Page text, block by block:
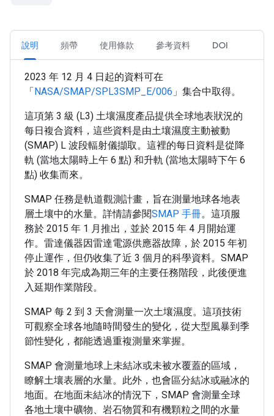
說明 頻帶 使用條款 參考資料 DOI
2023 年 12 月 4 日起的資料可在
「NASA/SMAP/SPL3SMP_E/006 」集合中取得。
這項第 3 級 (L3) 土壤濕度產品提供全球地表狀況的
每日複合資料，這些資料是由土壤濕度主動被動
(SMAP) L 波段輻射儀擷取。這裡的每日資料是從降
軌 (當地太陽時上午 6 點) 和升軌 (當地太陽時下午 6
點) 收集而來。
SMAP 任務是軌道觀測計畫，旨在測量地球各地表
層土壤中的水量。詳情請參閱SMAP 手冊。這項服
務於 2015 年 1 月推出，並於 2015 年 4 月開始運
作。雷達儀器因雷達電源供應器故障，於 2015 年初
停止運作，但仍收集了近 3 個月的科學資料。SMAP
於 2018 年完成為期三年的主要任務階段，此後便進
入延期作業階段。
SMAP 每 2 到 3 天會測量一次土壤濕度。這項技術
可觀察全球各地隨時間發生的變化，從大型風暴到季
節性變化，都能透過重複測量來掌握。
SMAP 會測量地球上未結冰或未被水覆蓋的區域，
瞭解土壤表層的水量。此外，也會區分結冰或融冰的
地面。在地面未結冰的情況下，SMAP 會測量全球
各地土壤中礦物、岩石物質和有機顆粒之間的水量